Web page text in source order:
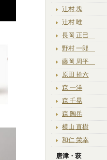
辻村 塊
辻村 唯
長岡 正巳
野村 一郎
藤岡 周平
原田 拾六
森 一洋
森 千晃
森 陶岳
横山 直樹
和仁 栄幸
唐津・萩